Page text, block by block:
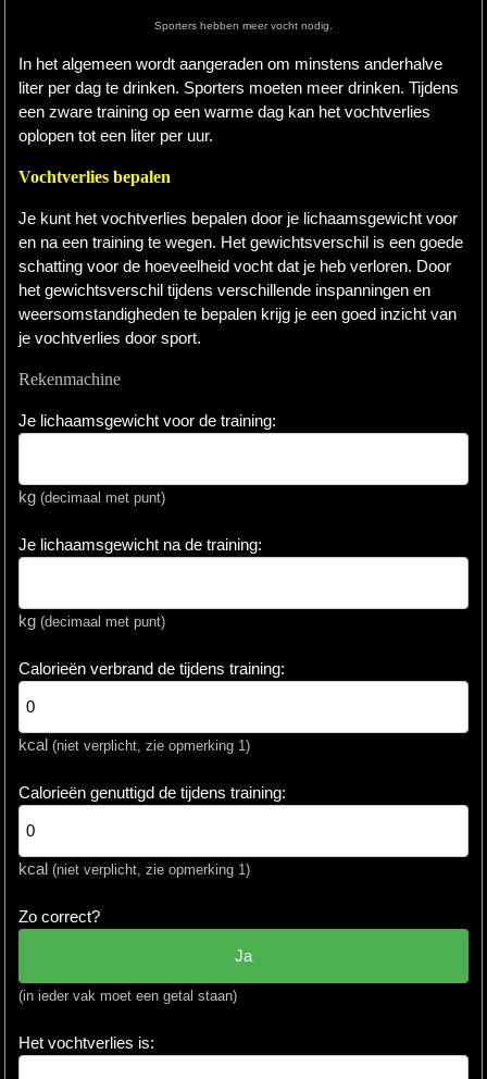
Extra
Tips
Boeken
Site
Sporters hebben meer vocht nodig.
In het algemeen wordt aangeraden om minstens anderhalve
liter per dag te drinken. Sporters moeten meer drinken. Tijdens
een zware training op een warme dag kan het vochtverlies
oplopen tot een liter per uur.
Vochtverlies bepalen
Je kunt het vochtverlies bepalen door je lichaamsgewicht voor
en na een training te wegen. Het gewichtsverschil is een goede
schatting voor de hoeveelheid vocht dat je heb verloren. Door
het gewichtsverschil tijdens verschillende inspanningen en
weersomstandigheden te bepalen krijg je een goed inzicht van
je vochtverlies door sport.
Rekenmachine
Je lichaamsgewicht voor de training:
kg (decimaal met punt)
Je lichaamsgewicht na de training:
kg (decimaal met punt)
Calorieën verbrand de tijdens training:
kcal (niet verplicht, zie opmerking 1)
Calorieën genuttigd de tijdens training:
kcal (niet verplicht, zie opmerking 1)
Zo correct?
(in ieder vak moet een getal staan)
Het vochtverlies is: